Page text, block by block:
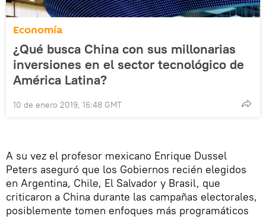
Economía
¿Qué busca China con sus millonarias
inversiones en el sector tecnológico de
América Latina?
10 de enero 2019, 16:48 GMT
A su vez el profesor mexicano Enrique Dussel
Peters aseguró que los Gobiernos recién elegidos
en Argentina, Chile, El Salvador y Brasil, que
criticaron a China durante las campañas electorales,
posiblemente tomen enfoques más programáticos